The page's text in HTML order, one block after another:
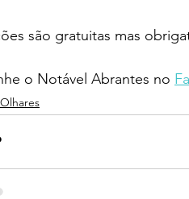
são gratuitas mas
o Notável Abrantes no
Olhares